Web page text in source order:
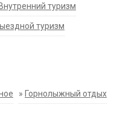
Внутренний туризм
туризм
» Горнолыжный отдых